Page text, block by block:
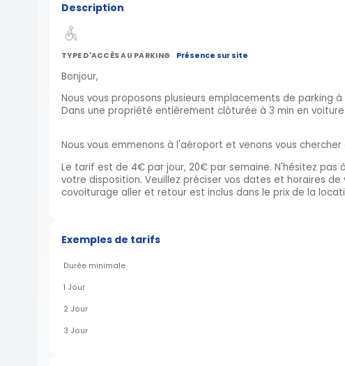
Description
TYPE D'ACCÈS AU PARKING Présence sur site
Bonjour,
Nous vous proposons plusieurs emplacements de parking
Dans une propriété entièrement clôturée à 3 min en
Nous vous emmenons à l'aéroport et venons vous
Le tarif est de 4€ par jour, 20€ par semaine. N'hésitez pas
votre disposition. Veuillez préciser vos dates et horaires
covoiturage aller et retour est inclus dans le prix de la
Exemples de tarifs
Durée minimale
1 Jour
2 Jour
3 Jour